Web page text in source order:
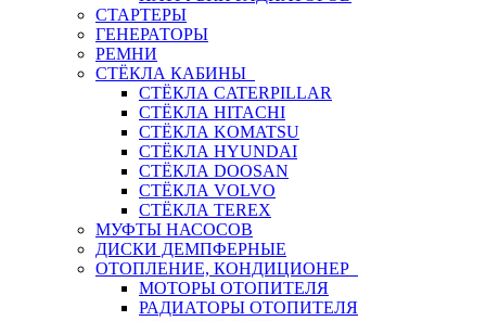
СТАРТЕРЫ
ГЕНЕРАТОРЫ
РЕМНИ
СТЁКЛА КАБИНЫ
СТЁКЛА CATERPILLAR
СТЁКЛА HITACHI
СТЁКЛА KOMATSU
СТЁКЛА HYUNDAI
СТЁКЛА DOOSAN
СТЁКЛА VOLVO
СТЁКЛА TEREX
МУФТЫ НАСОСОВ
ДИСКИ ДЕМПФЕРНЫЕ
ОТОПЛЕНИЕ, КОНДИЦИОНЕР
МОТОРЫ ОТОПИТЕЛЯ
РАДИАТОРЫ ОТОПИТЕЛЯ